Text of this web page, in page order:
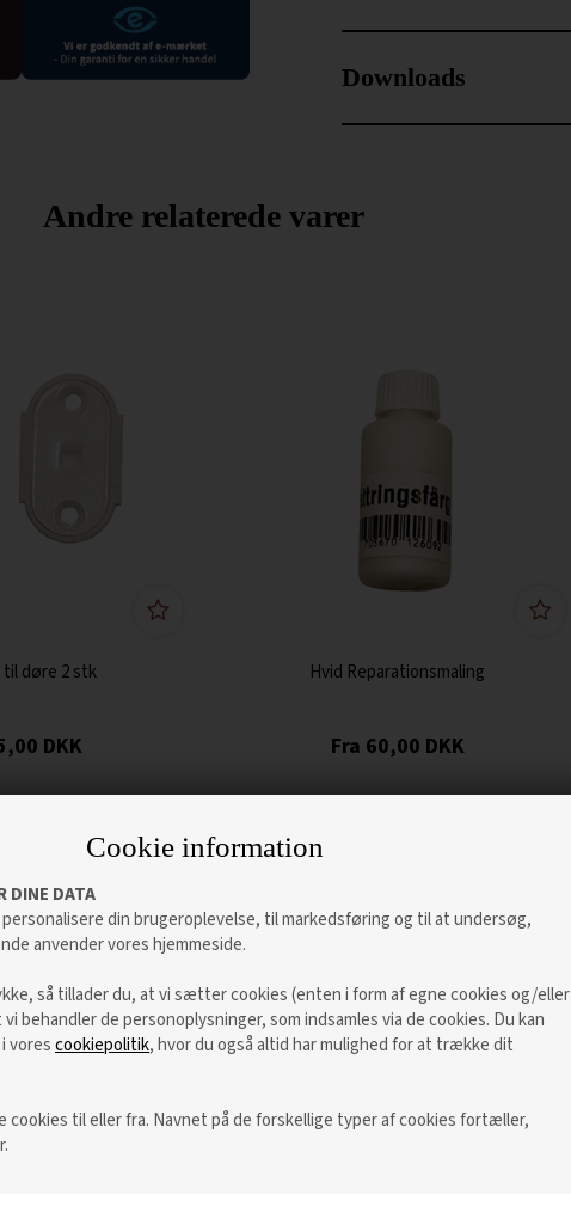
Cookie information
DINE DATA
din brugeroplevelse, til markedsføring og til at undersøg,
anvender vores hjemmeside.
så tillader du, at vi sætter cookies (enten i form af egne cookies og/eller
behandler de personoplysninger, som indsamles via de cookies. Du kan
vorescookiepolitik, hvor du også altid har mulighed for at trække dit
cookies til eller fra. Navnet på de forskellige typer af cookies fortæller,
Downloads
Andre relaterede varer
døre 2 stk
DKK
Hvid Reparationsmaling
60,00 DKK